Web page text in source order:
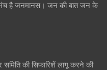
मंच है जनमानस। जन की बात जन के
की सिफारिशें लागू करने की